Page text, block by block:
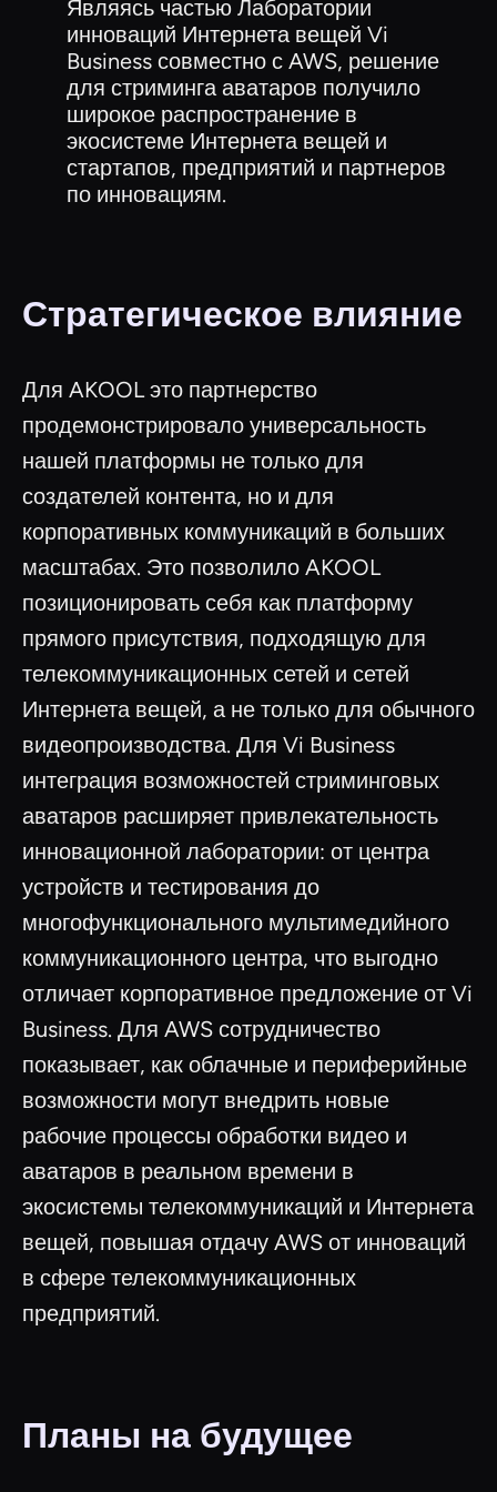
Являясь частью Лаборатории
инноваций Интернета вещей Vi
Business совместно с AWS, решение
для стриминга аватаров получило
широкое распространение в
экосистеме Интернета вещей и
стартапов, предприятий и партнеров
по инновациям.
Стратегическое влияние
Для AKOOL это партнерство
продемонстрировало универсальность
нашей платформы не только для
создателей контента, но и для
корпоративных коммуникаций в больших
масштабах. Это позволило AKOOL
позиционировать себя как платформу
прямого присутствия, подходящую для
телекоммуникационных сетей и сетей
Интернета вещей, а не только для обычного
видеопроизводства. Для Vi Business
интеграция возможностей стриминговых
аватаров расширяет привлекательность
инновационной лаборатории: от центра
устройств и тестирования до
многофункционального мультимедийного
коммуникационного центра, что выгодно
отличает корпоративное предложение от Vi
Business. Для AWS сотрудничество
показывает, как облачные и периферийные
возможности могут внедрить новые
рабочие процессы обработки видео и
аватаров в реальном времени в
экосистемы телекоммуникаций и Интернета
вещей, повышая отдачу AWS от инноваций
в сфере телекоммуникационных
предприятий.
Планы на будущее